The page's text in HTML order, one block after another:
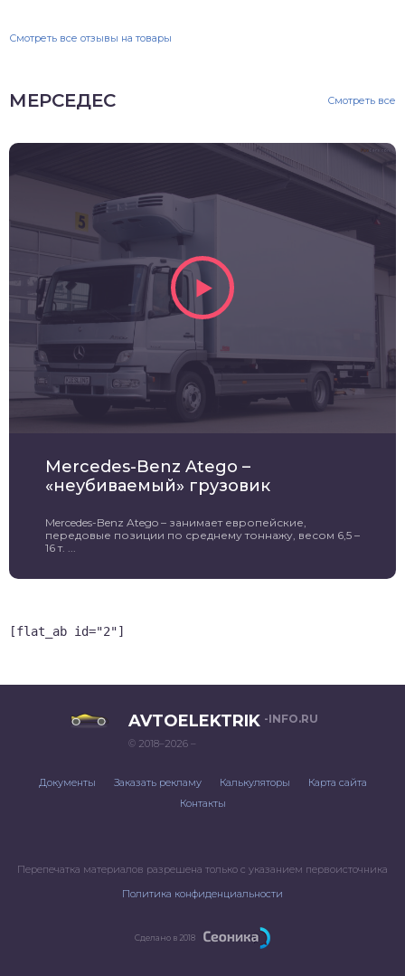
Смотреть все отзывы на товары
МЕРСЕДЕС Смотреть все
Mercedes-Benz Atego –
«неубиваемый» грузовик
Mercedes-Benz Atego – занимает европейские,
передовые позиции по среднему тоннажу, весом 6,5 –
16 т. ...
[flat_ab id="2"]
AVTOELEKTRIK -INFO.RU
© 2018–2026 –
Документы Заказать рекламу Калькуляторы
Карта сайта
Контакты
Перепечатка материалов разрешена только с указанием первоисточника
Политика конфиденциальности
Сделано в 2018